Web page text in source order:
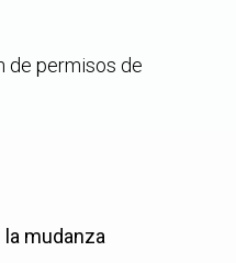
de permisos de
mudanza